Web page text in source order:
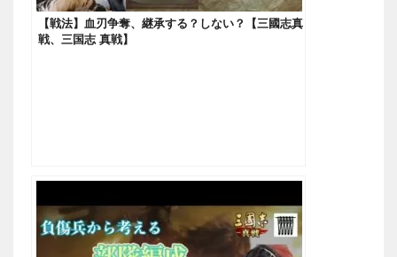
【戦法】血刃争奪、継承する？しない？【三國志真
戦、三国志 真戦】